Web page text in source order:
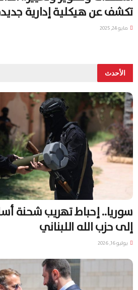
تكشف عن هيكلية إدارية
مايو 24, 2025
الأحدث
سوريا.. إحباط تهريب شحنة
إلى حزب الله اللبناني
يوليو 16, 2026